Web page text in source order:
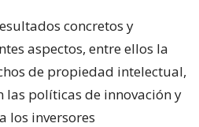
concretos y
aspectos, entre ellos la
de propiedad intelectual,
las políticas de innovación y
los inversores